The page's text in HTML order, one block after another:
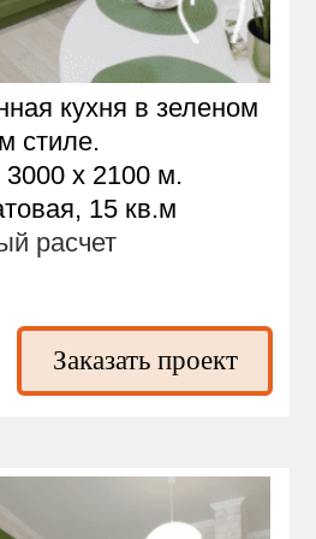
кухня в зеленом
стиле.
3000 х 2100 м.
15 кв.м
расчет
Заказать проект